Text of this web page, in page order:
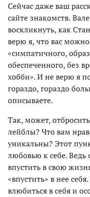
Сейчас даже ваш
сайте знакомств.
воскликнуть, как
верю я, что вас
«симпатичного,
обеспеченного, без
хобби». И не верю я
гораздо, гораздо
описываете.
Так, может,
лейблы? Что вам
уникальны? Этот
любовью к себе. Ведь
впустить в свою
«впустить» в нее
влюбиться в себя и